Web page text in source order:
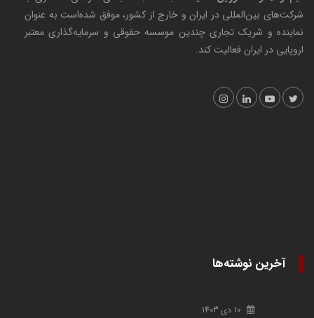
شرکت‌های بین‌المللی در ایران و خارج از کشور، موفق شده‌است به عنوان
نماینده و شریک تجاری چندین موسسه حقوقی و سرمایه‌گذاری معتبر
اروپایی در ایران فعالیت کند.
آخرین نوشته‌ها
10 دی 1403